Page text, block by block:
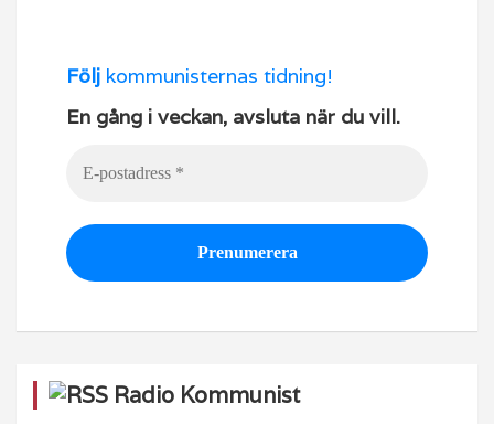
Följ kommunisternas tidning!
En gång i veckan, avsluta när du vill.
Radio Kommunist